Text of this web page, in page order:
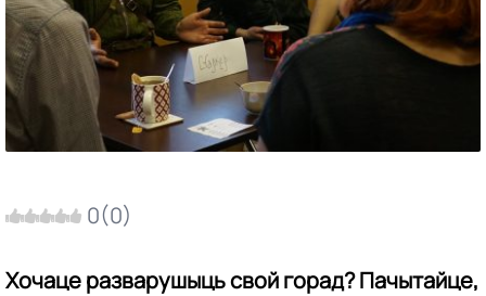
0(0)
Хочаце разварушыць свой горад? Пачытайце,